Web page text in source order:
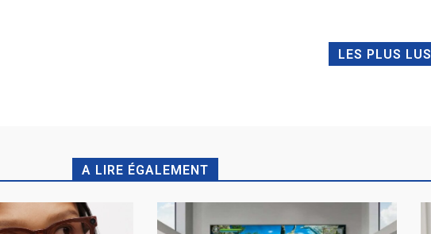
LES PLUS LUS
A LIRE ÉGALEMENT